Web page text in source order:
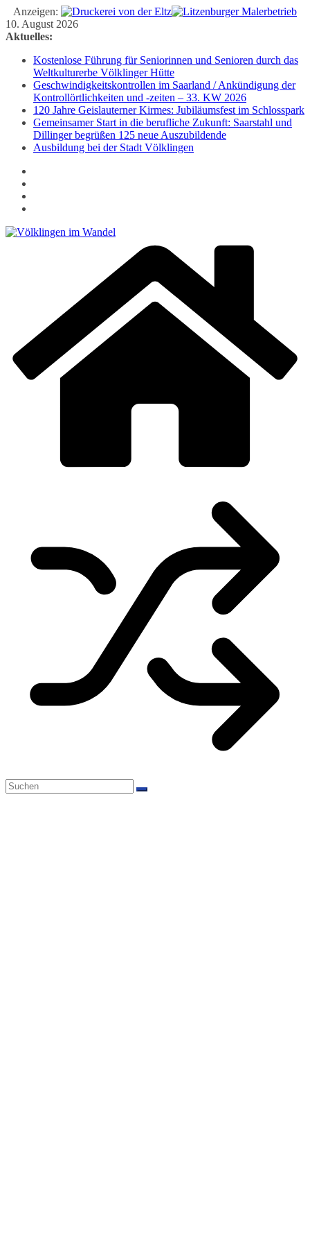
Anzeigen:
Zum
Inhalt
10. August 2026
Aktuelles:
Kostenlose Führung für Seniorinnen und Senioren durch das
Weltkulturerbe Völklinger Hütte
Geschwindigkeitskontrollen im Saarland / Ankündigung der
Kontrollörtlichkeiten und -zeiten – 33. KW 2026
120 Jahre Geislauterner Kirmes: Jubiläumsfest im Schlosspark
Gemeinsamer Start in die berufliche Zukunft: Saarstahl und
Dillinger begrüßen 125 neue Auszubildende
Ausbildung bei der Stadt Völklingen